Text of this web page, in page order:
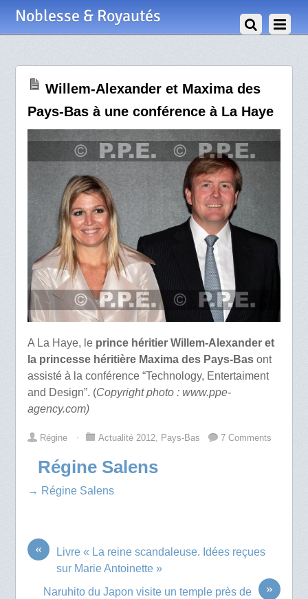
Noblesse & Royautés
Willem-Alexander et Maxima des
Pays-Bas à une conférence à La Haye
A La Haye, le prince héritier Willem-Alexander et
la princesse héritière Maxima des Pays-Basont
assisté à la conférence “Technology, Entertaiment
and Design”. (Copyright photo : www.ppe-
agency.com)
Régine ⋅ Actualité 2012, Pays-Bas 7 Comments
Régine Salens
→ Régine Salens
«
Livre « La reine scandaleuse. Idées reçues
sur Marie Antoinette »
»
Naruhito du Japon visite un temple près de